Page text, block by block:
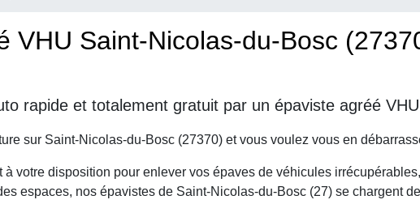
VHU Saint-Nicolas-du-Bosc
rapide et totalement gratuit par un épaviste agréé
sur Saint-Nicolas-du-Bosc (27370) et vous voulez vous en
à votre disposition pour enlever vos épaves de véhicules
espaces, nos épavistes de Saint-Nicolas-du-Bosc (27) se chargent